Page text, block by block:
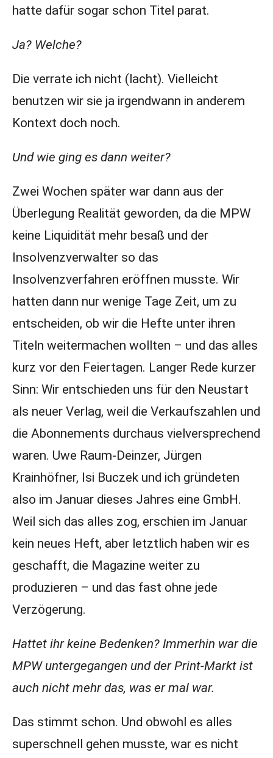
hatte dafür sogar schon Titel parat.
Ja? Welche?
Die verrate ich nicht (lacht). Vielleicht
benutzen wir sie ja irgendwann in anderem
Kontext doch noch.
Und wie ging es dann weiter?
Zwei Wochen später war dann aus der
Überlegung Realität geworden, da die MPW
keine Liquidität mehr besaß und der
Insolvenzverwalter so das
Insolvenzverfahren eröffnen musste. Wir
hatten dann nur wenige Tage Zeit, um zu
entscheiden, ob wir die Hefte unter ihren
Titeln weitermachen wollten – und das alles
kurz vor den Feiertagen. Langer Rede kurzer
Sinn: Wir entschieden uns für den Neustart
als neuer Verlag, weil die Verkaufszahlen und
die Abonnements durchaus vielversprechend
waren. Uwe Raum-Deinzer, Jürgen
Krainhöfner, Isi Buczek und ich gründeten
also im Januar dieses Jahres eine GmbH.
Weil sich das alles zog, erschien im Januar
kein neues Heft, aber letztlich haben wir es
geschafft, die Magazine weiter zu
produzieren – und das fast ohne jede
Verzögerung.
Hattet ihr keine Bedenken? Immerhin war die
MPW untergegangen und der Print-Markt ist
auch nicht mehr das, was er mal war.
Das stimmt schon. Und obwohl es alles
superschnell gehen musste, war es nicht